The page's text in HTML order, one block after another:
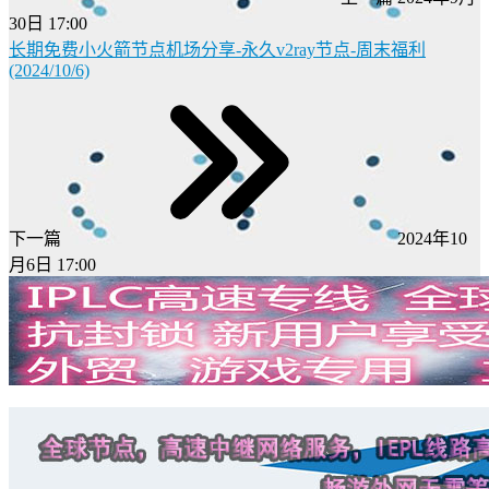
30日 17:00
长期免费小火箭节点机场分享-永久v2ray节点-周末福利
(2024/10/6)
下一篇
2024年10
月6日 17:00